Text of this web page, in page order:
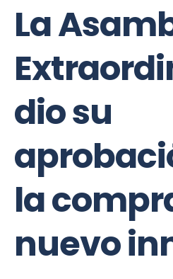
La
dio su
la
nuevo